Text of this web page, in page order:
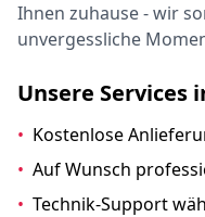
Ihnen zuhause - wir
unvergessliche
Unsere Services
• Kostenlose
• Auf Wunsch
• Technik-Support